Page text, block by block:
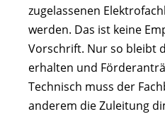
zugelassenen
werden. Das ist keine
Vorschrift. Nur so bleibt
erhalten und
Technisch muss der
anderem die Zuleitung